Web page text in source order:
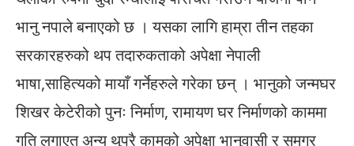
भानु नपाले बनाएको छ । यसका लागि हाम्रा तीन तहका
सरकारहरुको थप तदारुकताको अपेक्षा नेपाली
भाषा,साहित्यको मायाँ गर्नेहरुले गरेका छन् । भानुको जन्मघर
शिखर केटेरीको पुनः निर्माण, रामायण घर निर्माणको काममा
गति लगाएत अन्य थुप्रै कामको अपेक्षा भानुवासी र समग्र